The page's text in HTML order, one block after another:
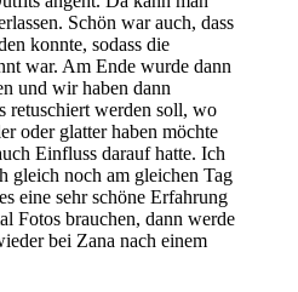
Schön war auch, dass
konnte, sodass die
war. Am Ende wurde dann
und wir haben dann
retuschiert werden soll, wo
oder glatter haben möchte
Einfluss darauf hatte. Ich
gleich noch am gleichen Tag
eine sehr schöne Erfahrung
Fotos brauchen, dann werde
bei Zana nach einem